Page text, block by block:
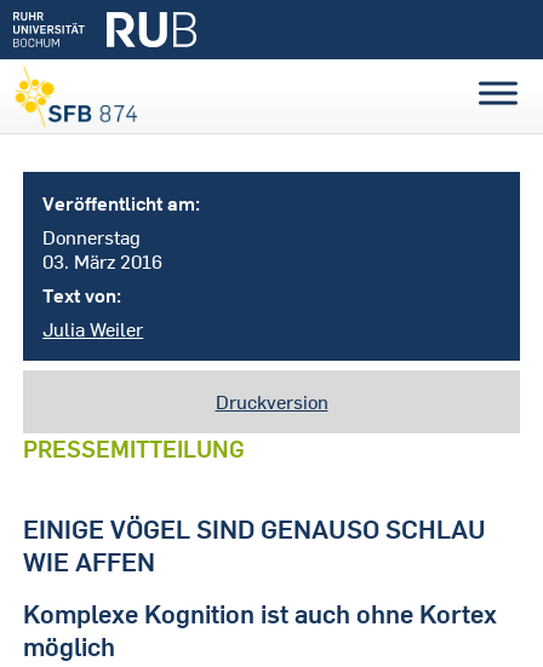
Veröffentlicht am:
Donnerstag
03. März 2016
Text von:
Julia Weiler
Druckversion
PRESSEMITTEILUNG
EINIGE VÖGEL SIND GENAUSO SCHLAU
WIE AFFEN
Komplexe Kognition ist auch ohne Kortex
möglich